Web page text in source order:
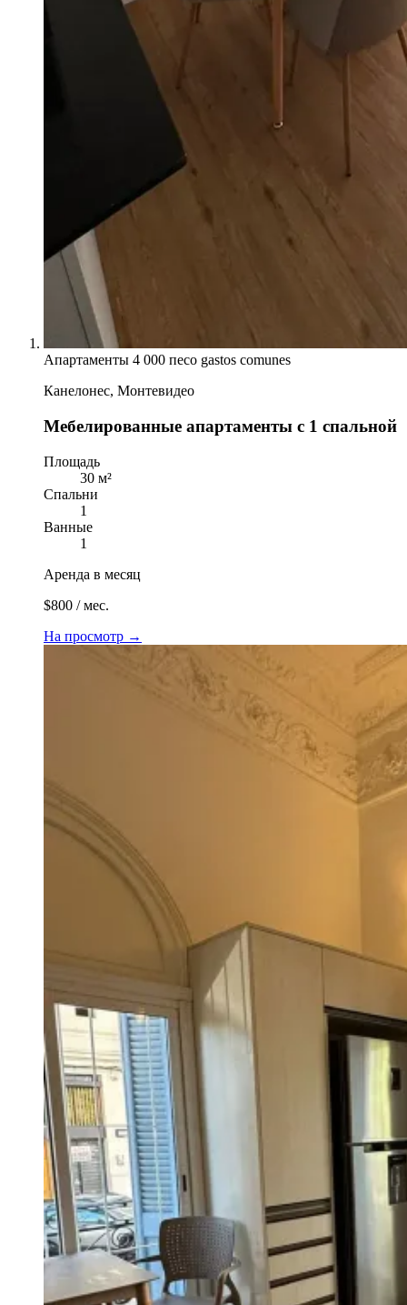
Апартаменты 4 000 песо gastos comunes
Канелонес, Монтевидео
Мебелированные апартаменты с 1 спальной
Площадь
30 м²
Спальни
1
Ванные
1
Аренда в месяц
$800 / мес.
На просмотр →